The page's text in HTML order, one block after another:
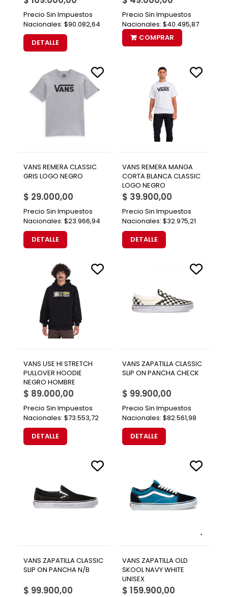
Precio Sin Impuestos
Nacionales: $90.082,64
DETALLE
Precio Sin Impuestos
Nacionales: $40.495,87
COMPRAR
VANS REMERA CLASSIC
GRIS LOGO NEGRO
$ 29.000,00
Precio Sin Impuestos
Nacionales: $23.966,94
DETALLE
VANS REMERA MANGA
CORTA BLANCA CLASSIC
LOGO NEGRO
$ 39.900,00
Precio Sin Impuestos
Nacionales: $32.975,21
DETALLE
VANS USE HI STRETCH
PULLOVER HOODIE
NEGRO HOMBRE
$ 89.000,00
Precio Sin Impuestos
Nacionales: $73.553,72
DETALLE
VANS ZAPATILLA CLASSIC
SLIP ON PANCHA CHECK
$ 99.900,00
Precio Sin Impuestos
Nacionales: $82.561,98
DETALLE
VANS ZAPATILLA CLASSIC
SLIP ON PANCHA N/B
$ 99.900,00
VANS ZAPATILLA OLD
SKOOL NAVY WHITE
UNISEX
$ 159.900,00